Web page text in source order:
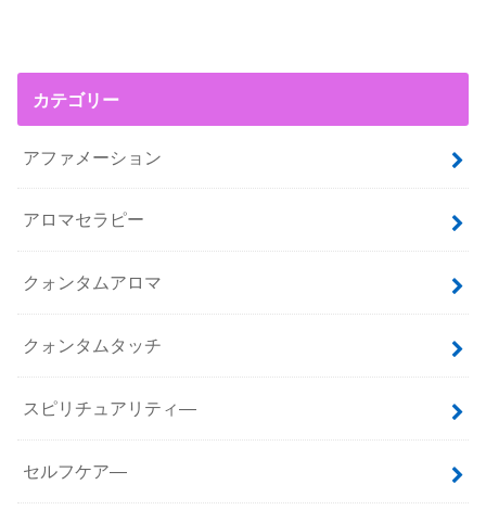
カテゴリー
アファメーション
アロマセラピー
クォンタムアロマ
クォンタムタッチ
スピリチュアリティ―
セルフケア―